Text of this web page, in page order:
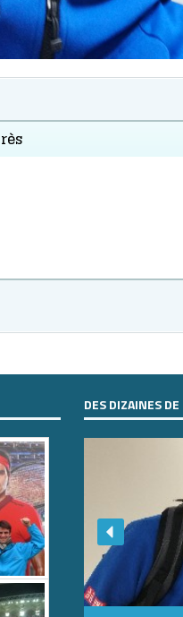
DES DIZAINES